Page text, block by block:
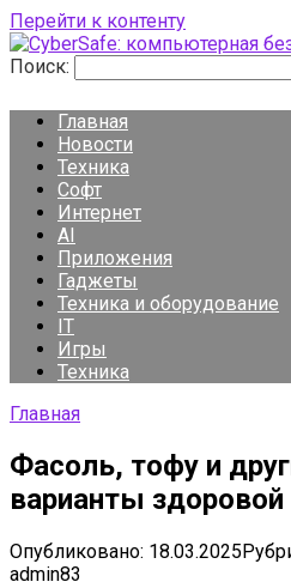
Перейти к контенту
Поиск:
Главная
Новости
Техника
Софт
Интернет
AI
Приложения
Гаджеты
Техника и оборудование
IT
Игры
Техника
Главная
Фасоль, тофу и
варианты
Опубликовано: 18.03.2025
admin83